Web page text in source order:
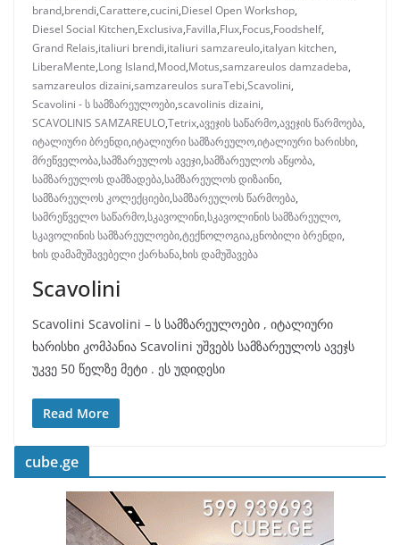
brand,brendi,Carattere,cucini,Diesel Open Workshop,
Diesel Social Kitchen,Exclusiva,Favilla,Flux,Focus,Foodshelf,
Grand Relais,italiuri brendi,italiuri samzareulo,italyan kitchen,
LiberaMente,Long Island,Mood,Motus,samzareulos damzadeba,
samzareulos dizaini,samzareulos suraTebi,Scavolini,
Scavolini - ს სამზარეულოები,scavolinis dizaini,
SCAVOLINIS SAMZAREULO,Tetrix,ავეჯის საწარმო,ავეჯის წარმოება,
იტალიური ბრენდი,იტალიური სამზარეულო,იტალიური ხარისხი,
მრეწველობა,სამზარეულოს ავეჯი,სამზარეულოს აწყობა,
სამზარეულოს დამზადება,სამზარეულოს დიზაინი,
სამზარეულოს კოლექციები,სამზარეულოს წარმოება,
სამრეწველო საწარმო,სკავოლინი,სკავოლინის სამზარეულო,
სკავოლინის სამზარეულოები,ტექნოლოგია,ცნობილი ბრენდი,
ხის დამამუშავებელი ქარხანა,ხის დამუშავება
Scavolini
Scavolini Scavolini – ს სამზარეულოები , იტალიური
ხარისხი კომპანია Scavolini უშვებს სამზარეულოს ავეჯს
უკვე 50 წელზე მეტი . ეს უდიდესი
Read More
cube.ge